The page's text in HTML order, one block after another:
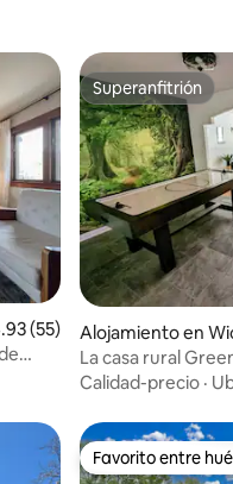
promedio: 4.93 de
(55)
Superanfitrión
Superanfitrión
Alojamiento en
La casa rural
Calidad-precio ·
Favorito entre
Favorito entre